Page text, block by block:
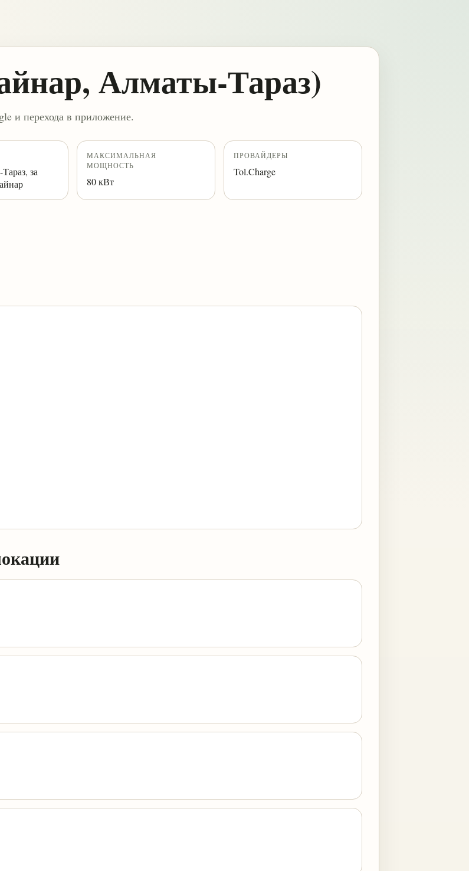
Алматы-Тараз)
и перехода в приложение.
за
МАКСИМАЛЬНАЯ
МОЩНОСТЬ
80 кВт
ПРОВАЙДЕРЫ
Tol.Charge